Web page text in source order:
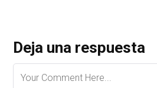
Deja una respuesta